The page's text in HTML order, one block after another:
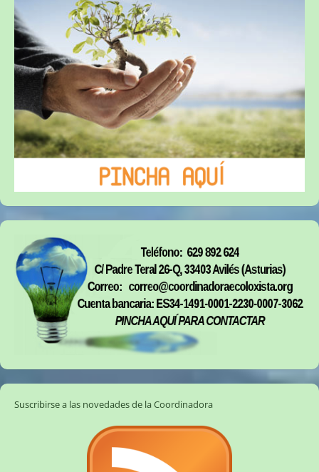
Suscribirse a las novedades de la Coordinadora